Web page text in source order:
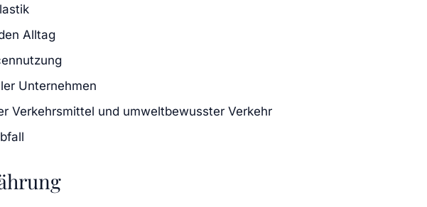
Alltag
Unternehmen
Verkehrsmittel und umweltbewusster Verkehr